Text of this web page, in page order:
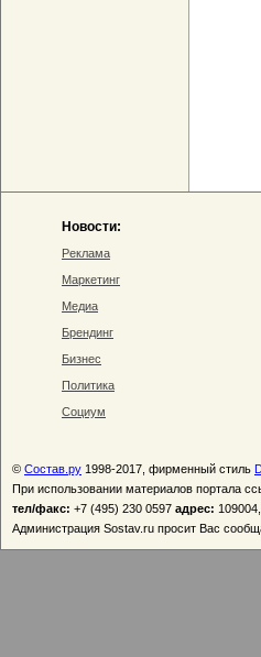
Новости:
Реклама
Маркетинг
Медиа
Брендинг
Бизнес
Политика
Социум
© Состав.ру 1998-2017, фирменный стиль
При использовании материалов портала
тел/факс: +7 (495) 230 0597 адрес:
Администрация Sostav.ru просит Вас